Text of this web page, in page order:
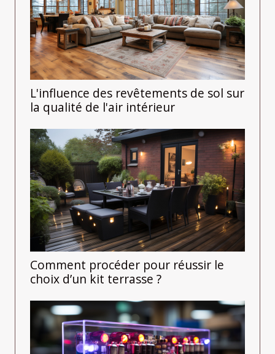
L'influence des revêtements de sol sur
la qualité de l'air intérieur
Comment procéder pour réussir le
choix d’un kit terrasse ?